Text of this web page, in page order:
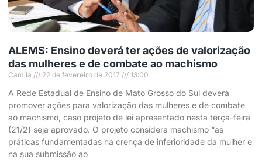
ALEMS: Ensino deverá ter ações de valorização
das mulheres e de combate ao machismo
Camila 22 de fevereiro de 2017 13:00
A Rede Estadual de Ensino de Mato Grosso do Sul deverá
promover ações para valorização das mulheres e de combate
ao machismo, caso projeto de lei apresentado nesta terça-feira
(21/2) seja aprovado. O projeto considera machismo “as
práticas fundamentadas na crença de inferioridade da mulher e
na sua submissão ao